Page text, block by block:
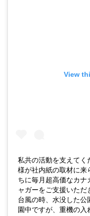
View
私共の活動を支えてく
様が社内紙の取材に来
ちに毎月超高価なカナ
ャガーをご支援いた
台風の時、水没した
園中ですが、重機の入